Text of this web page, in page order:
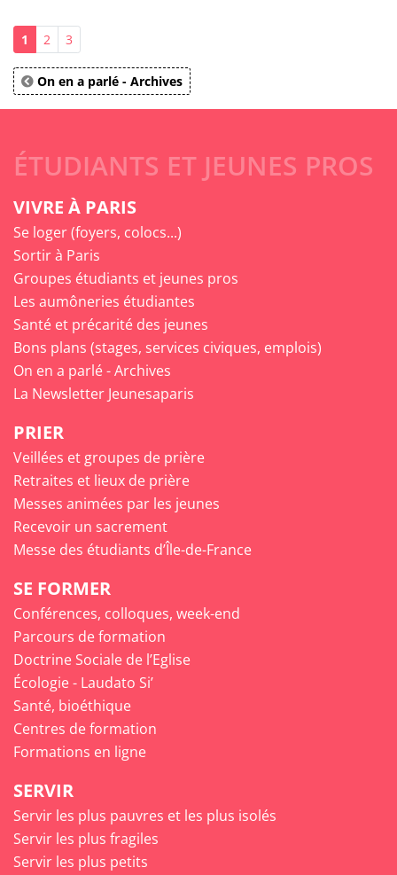
1 2 3
On en a parlé - Archives
ÉTUDIANTS ET JEUNES PROS
VIVRE À PARIS
Se loger (foyers, colocs...)
Sortir à Paris
Groupes étudiants et jeunes pros
Les aumôneries étudiantes
Santé et précarité des jeunes
Bons plans (stages, services civiques, emplois)
On en a parlé - Archives
La Newsletter Jeunesaparis
PRIER
Veillées et groupes de prière
Retraites et lieux de prière
Messes animées par les jeunes
Recevoir un sacrement
Messe des étudiants d’Île-de-France
SE FORMER
Conférences, colloques, week-end
Parcours de formation
Doctrine Sociale de l’Eglise
Écologie - Laudato Si’
Santé, bioéthique
Centres de formation
Formations en ligne
SERVIR
Servir les plus pauvres et les plus isolés
Servir les plus fragiles
Servir les plus petits